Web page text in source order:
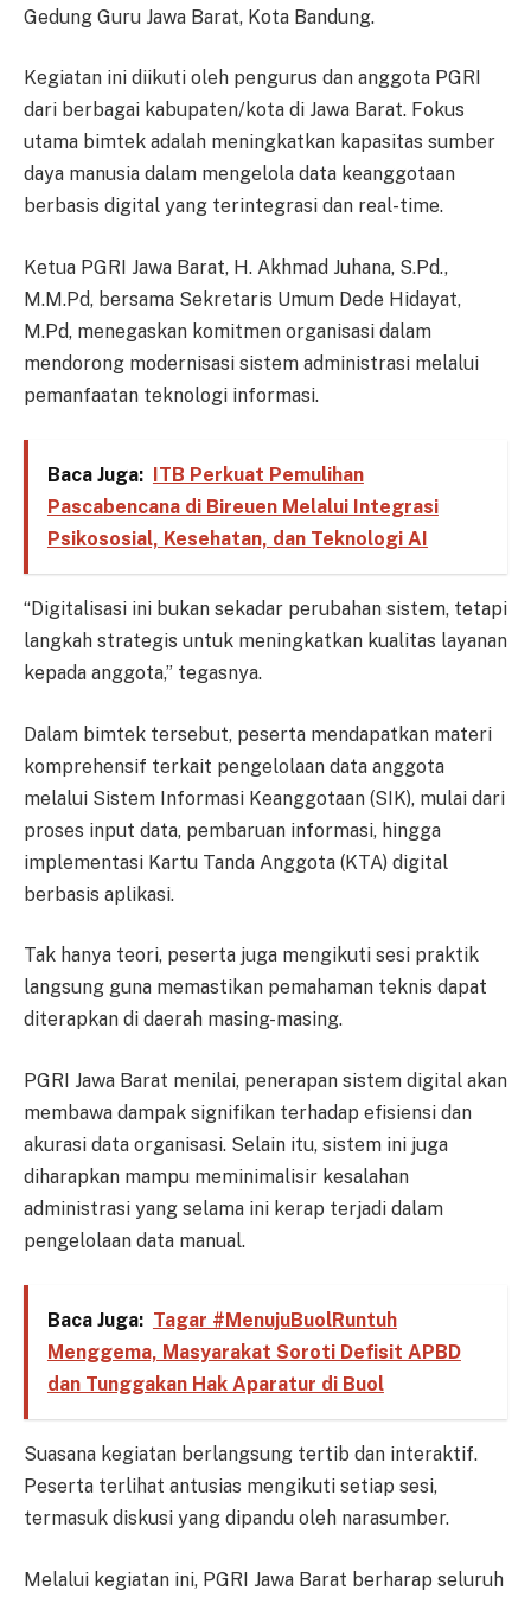
Gedung Guru Jawa Barat, Kota Bandung.
Kegiatan ini diikuti oleh pengurus dan anggota PGRI
dari berbagai kabupaten/kota di Jawa Barat. Fokus
utama bimtek adalah meningkatkan kapasitas sumber
daya manusia dalam mengelola data keanggotaan
berbasis digital yang terintegrasi dan real-time.
Ketua PGRI Jawa Barat, H. Akhmad Juhana, S.Pd.,
M.M.Pd, bersama Sekretaris Umum Dede Hidayat,
M.Pd, menegaskan komitmen organisasi dalam
mendorong modernisasi sistem administrasi melalui
pemanfaatan teknologi informasi.
Baca Juga:
ITB Perkuat Pemulihan
Pascabencana di Bireuen Melalui Integrasi
Psikososial, Kesehatan, dan Teknologi AI
“Digitalisasi ini bukan sekadar perubahan sistem, tetapi
langkah strategis untuk meningkatkan kualitas layanan
kepada anggota,” tegasnya.
Dalam bimtek tersebut, peserta mendapatkan materi
komprehensif terkait pengelolaan data anggota
melalui Sistem Informasi Keanggotaan (SIK), mulai dari
proses input data, pembaruan informasi, hingga
implementasi Kartu Tanda Anggota (KTA) digital
berbasis aplikasi.
Tak hanya teori, peserta juga mengikuti sesi praktik
langsung guna memastikan pemahaman teknis dapat
diterapkan di daerah masing-masing.
PGRI Jawa Barat menilai, penerapan sistem digital akan
membawa dampak signifikan terhadap efisiensi dan
akurasi data organisasi. Selain itu, sistem ini juga
diharapkan mampu meminimalisir kesalahan
administrasi yang selama ini kerap terjadi dalam
pengelolaan data manual.
Baca Juga: Tagar #MenujuBuolRuntuh
Menggema, Masyarakat Soroti Defisit APBD
dan Tunggakan Hak Aparatur di Buol
Suasana kegiatan berlangsung tertib dan interaktif.
Peserta terlihat antusias mengikuti setiap sesi,
termasuk diskusi yang dipandu oleh narasumber.
Melalui kegiatan ini, PGRI Jawa Barat berharap seluruh